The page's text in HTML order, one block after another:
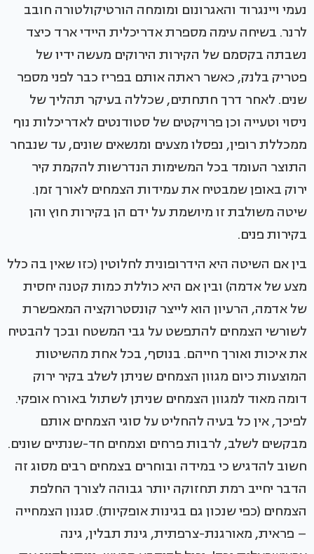
נעמי ויינגרוד והאגרונום ומומחה הורטיקולטורה חובב
לרנר. בשיחה עימה מספרת אדריכלית היידי ארד כיצד
נשבתה בקסמם של הקירות הירוקים מעשה ידיו של
פטריק בלנק, כאשר ראתה אותם בפריז כבר לפני מספר
שנים. לאחר דרך חתחתים, שכללה בעיקר תהליך של
ניסוי וטעייה וכן פרויקטים של סטודנטים לאדריכלות נוף
ממכללת רופין, נפסלו מצעים ומנשאים שונים, עד שנבחר
התוצר העומד בכל המשימות הנדרשות להקמת קיר
ירוק באופן שמבטיח את עמידות הצמחים לאורך זמן.
שיטה משולבת זו מיושמת על ידם הן בקירות חוץ והן
בקירות פנים.
בין אם השיטה היא הידרופונית לחלוטין (כזו שאין בה כלל
מצע של אדמה) ובין אם היא כוללת כמות קטנה יחסית
של אדמה, הרעיון הוא לייצר קונסטרוקציה המאפשרת
לשורשי הצמחים להתפשט על גבי המשטח ובכך להבטיח
את איכות ואורך חייהם. בנוסף, בכל אחת מהשיטות
המוצעות כיום מגוון הצמחים שניתן לשלב בקיר ירוק
דומה מאוד למגוון הצמחים שניתן לשתול באורח אופקי.
לפיכך, אין כל בעיה להחליט על סוגי הצמחים אותם
מבקשים לשלב, לרבות פרחים וצמחים חד-שנתיים שונים.
חשוב להדגיש כי במידה ובוחרים בצמחים רבים מסוג זה
הדבר יחייב רמת תחזוקה יותר גבוהה לצורך החלפת
הצמחים (כפי שנכון גם בגינות אופקיות). סגנון הצמחייה
– פראית, מאורגנת-צרפתית, גינת תבלין, גינה